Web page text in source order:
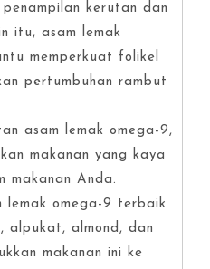
kerutan dan
itu, asam lemak
memperkuat folikel
pertumbuhan rambut
asam lemak omega-9,
makanan yang kaya
makanan Anda.
lemak omega-9 terbaik
alpukat, almond, dan
makanan ini ke